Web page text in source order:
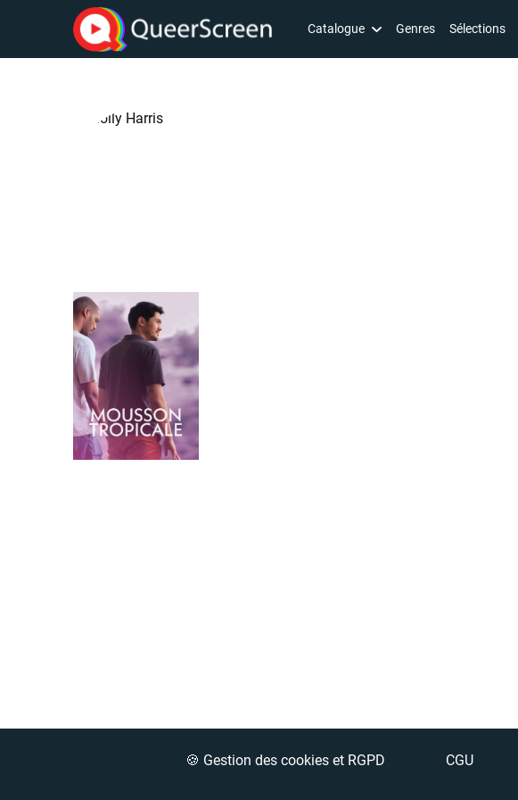
Catalogue Genres Sélections
🍪 Gestion des cookies et RGPD CGU